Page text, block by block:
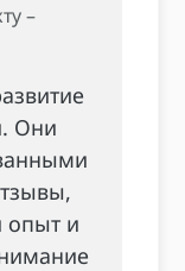
–
Они
опыт и